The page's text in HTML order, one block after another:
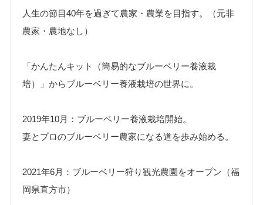
人生の節目40年を過ぎて農家・農業を目指す。（元非
農家・農地なし）
「かんたんキット（簡易的なブルーベリー養液栽
培）」からブルーベリー養液栽培の世界に。
2019年10月：ブルーベリー養液栽培開始。
妻とプロのブルーベリー農家になる道を歩み始める。
2021年6月：ブルーベリー狩り観光農園をオープン（福
岡県直方市）